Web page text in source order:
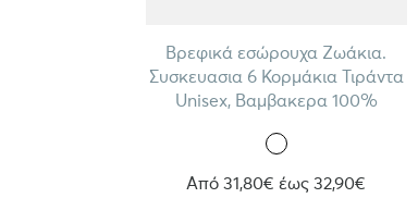
Βρεφικά εσώρουχα Ζωάκια.
Συσκευασια 6 Κορμάκια Τιράντα
Unisex, Βαμβακερα 100%
Από 31,80€ έως 32,90€